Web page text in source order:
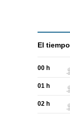
El tiempo
00 h
01 h
02 h